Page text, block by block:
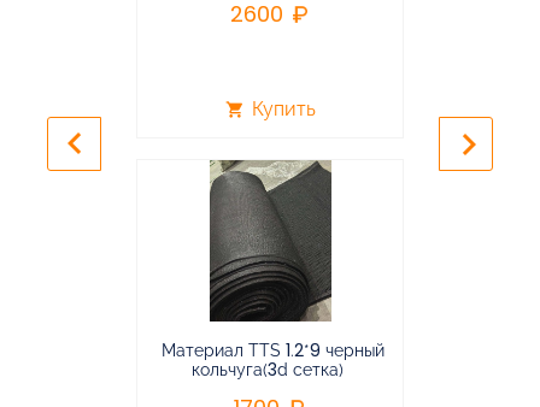
2600
shopping_cart Купить
Материал TTS 1.2*9 черный
кольчуга(3d сетка)
keyboard_arrow_left keyboard_arrow_right